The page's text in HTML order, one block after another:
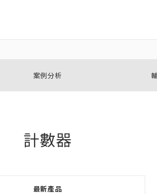
案例分析
計數器
最新產品
加入到現有BOM表